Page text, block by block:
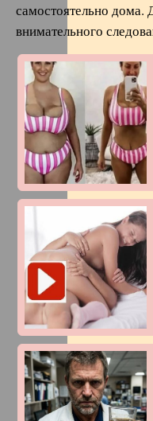
самостоятельно дома.
внимательного